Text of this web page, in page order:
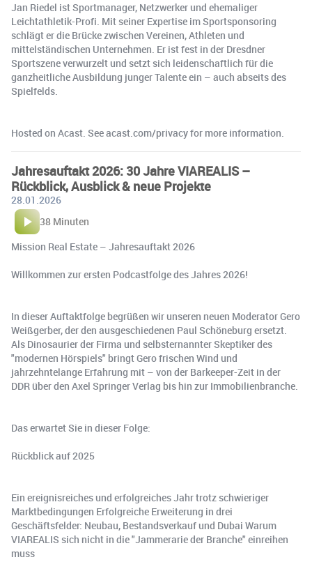
Jan Riedel ist Sportmanager, Netzwerker und ehemaliger
Leichtathletik-Profi. Mit seiner Expertise im Sportsponsoring
schlägt er die Brücke zwischen Vereinen, Athleten und
mittelständischen Unternehmen. Er ist fest in der Dresdner
Sportszene verwurzelt und setzt sich leidenschaftlich für die
ganzheitliche Ausbildung junger Talente ein – auch abseits des
Spielfelds.
Hosted on Acast. See acast.com/privacy for more information.
Jahresauftakt 2026: 30 Jahre VIAREALIS –
Rückblick, Ausblick & neue Projekte
28.01.2026
38 Minuten
Mission Real Estate – Jahresauftakt 2026
Willkommen zur ersten Podcastfolge des Jahres 2026!
In dieser Auftaktfolge begrüßen wir unseren neuen Moderator Gero
Weißgerber, der den ausgeschiedenen Paul Schöneburg ersetzt.
Als Dinosaurier der Firma und selbsternannter Skeptiker des
"modernen Hörspiels" bringt Gero frischen Wind und
jahrzehntelange Erfahrung mit – von der Barkeeper-Zeit in der
DDR über den Axel Springer Verlag bis hin zur Immobilienbranche.
Das erwartet Sie in dieser Folge:
Rückblick auf 2025
Ein ereignisreiches und erfolgreiches Jahr trotz schwieriger
Marktbedingungen Erfolgreiche Erweiterung in drei
Geschäftsfelder: Neubau, Bestandsverkauf und Dubai Warum
VIAREALIS sich nicht in die "Jammerarie der Branche" einreihen
muss